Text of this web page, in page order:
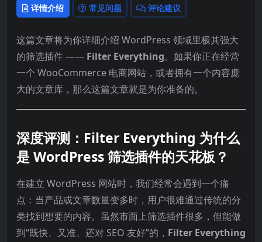
详情介绍 常见问题 评论建议
这篇文章将为你详细介绍 WordPress 领域里极其强大
的筛选插件 —— Filter Everything。如果你正在经营
一个 WooCommerce 电商网站，或者拥有一个内容庞
大的文章库，那么这篇文章就是为你准备的。
深度评测：Filter Everything 为什么
是 WordPress 筛选插件的天花板？
在建立 WordPress 网站时，我们经常会遇到一个痛
点：当产品或文章数量变多时，用户很难通过传统的分
类找到想要的内容。虽然市面上筛选插件很多，但能做
到“既快、又准、还对 SEO 友好”的， Filter Everything